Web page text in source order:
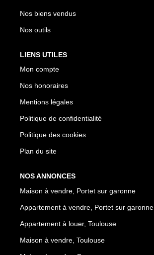
Nos biens vendus
Nos outils
LIENS UTILES
Mon compte
Nos honoraires
Mentions légales
Politique de confidentialité
Politique des cookies
Plan du site
NOS ANNONCES
Maison à vendre, Portet sur garonne
Appartement à vendre, Portet sur garonne
Appartement à louer, Toulouse
Maison à vendre, Toulouse